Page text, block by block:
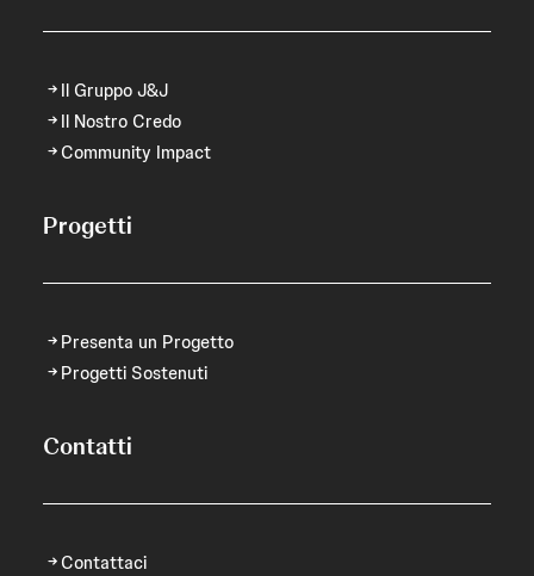
Il Gruppo J&J
Il Nostro Credo
Community Impact
Progetti
Presenta un Progetto
Progetti Sostenuti
Contatti
Contattaci